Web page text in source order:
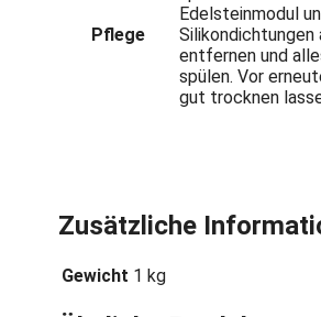
Pflege
Edelsteinmodul
Silikondichtungen
entfernen und
spülen. Vor
gut trocknen
Zusätzliche
Gewicht 1 kg